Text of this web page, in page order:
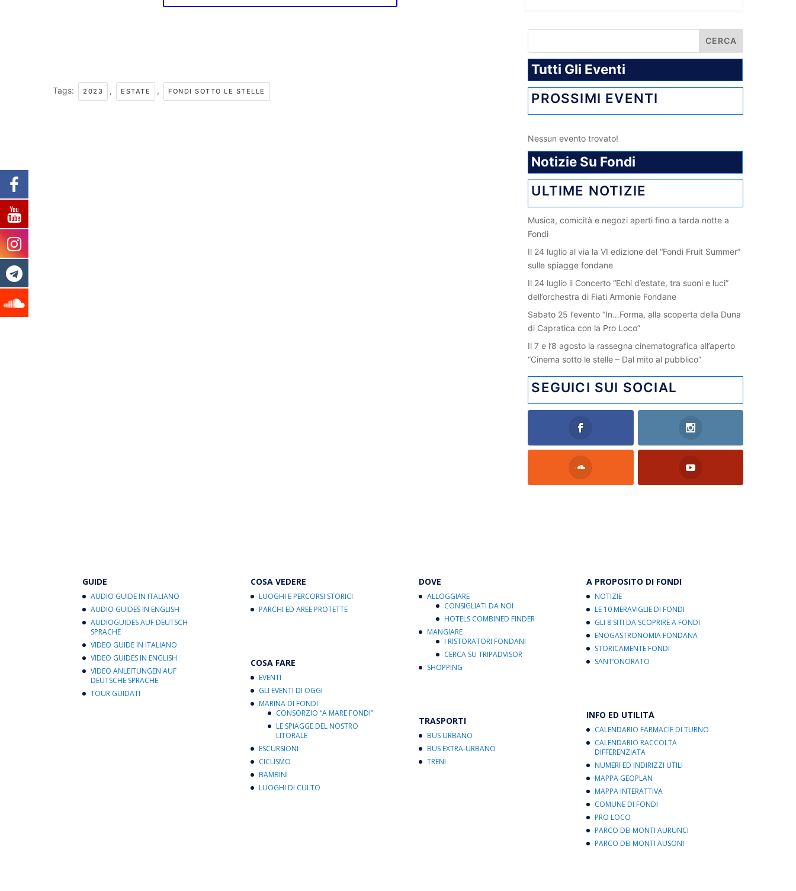
Tags: 2023 , ESTATE , FONDI SOTTO LE STELLE
Tutti Gli Eventi
PROSSIMI EVENTI
Nessun evento trovato!
Notizie Su Fondi
ULTIME NOTIZIE
Musica, comicità e negozi aperti fino a tarda notte a
Fondi
Il 24 luglio al via la VI edizione del “Fondi Fruit Summer”
sulle spiagge fondane
Il 24 luglio il Concerto “Echi d’estate, tra suoni e luci”
dell’orchestra di Fiati Armonie Fondane
Sabato 25 l’evento “In…Forma, alla scoperta della Duna
di Capratica con la Pro Loco”
Il 7 e l’8 agosto la rassegna cinematografica all’aperto
“Cinema sotto le stelle – Dal mito al pubblico”
SEGUICI SUI SOCIAL
GUIDE
AUDIO GUIDE IN ITALIANO
AUDIO GUIDES IN ENGLISH
AUDIOGUIDES AUF DEUTSCH
SPRACHE
VIDEO GUIDE IN ITALIANO
VIDEO GUIDES IN ENGLISH
VIDEO ANLEITUNGEN AUF
DEUTSCHE SPRACHE
TOUR GUIDATI
COSA VEDERE
LUOGHI E PERCORSI STORICI
PARCHI ED AREE PROTETTE
COSA FARE
EVENTI
GLI EVENTI DI OGGI
MARINA DI FONDI
CONSORZIO “A MARE FONDI”
LE SPIAGGE DEL NOSTRO
LITORALE
ESCURSIONI
CICLISMO
BAMBINI
LUOGHI DI CULTO
DOVE
ALLOGGIARE
CONSIGLIATI DA NOI
HOTELS COMBINED FINDER
MANGIARE
I RISTORATORI FONDANI
CERCA SU TRIPADVISOR
SHOPPING
TRASPORTI
BUS URBANO
BUS EXTRA-URBANO
TRENI
A PROPOSITO DI FONDI
NOTIZIE
LE 10 MERAVIGLIE DI FONDI
GLI 8 SITI DA SCOPRIRE A FONDI
ENOGASTRONOMIA FONDANA
STORICAMENTE FONDI
SANT’ONORATO
INFO ED UTILITÀ
CALENDARIO FARMACIE DI TURNO
CALENDARIO RACCOLTA
DIFFERENZIATA
NUMERI ED INDIRIZZI UTILI
MAPPA GEOPLAN
MAPPA INTERATTIVA
COMUNE DI FONDI
PRO LOCO
PARCO DEI MONTI AURUNCI
PARCO DEI MONTI AUSONI